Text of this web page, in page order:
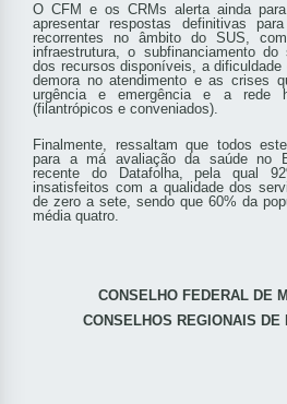
O CFM e os CRMs alerta ainda
apresentar respostas definitivas
recorrentes no âmbito do SUS,
infraestrutura, o subfinanciamento
dos recursos disponíveis, a
demora no atendimento e as crises
urgência e emergência e a rede
(filantrópicos e conveniados).
Finalmente, ressaltam que todos
para a má avaliação da saúde no
recente do Datafolha, pela qual
insatisfeitos com a qualidade dos
de zero a sete, sendo que 60% da
média quatro.
CONSELHO FEDERAL DE
CONSELHOS REGIONAIS DE